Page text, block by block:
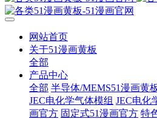
网站首页
关于51漫画黄板
全部
产品中心
全部 半导体/MEMS51漫画黄
JEC电化学气体模组 JEC电化
画官方 固定式51漫画官方 特